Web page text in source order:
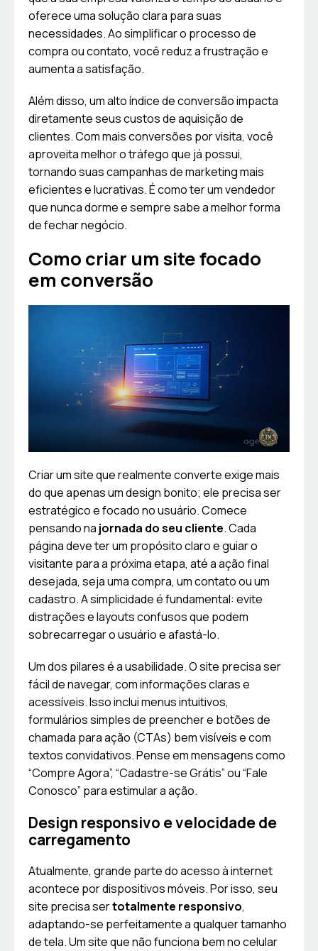
oferece uma solução clara para suas
necessidades. Ao simplificar o processo de
compra ou contato, você reduz a frustração e
aumenta a satisfação.
Além disso, um alto índice de conversão impacta
diretamente seus custos de aquisição de
clientes. Com mais conversões por visita, você
aproveita melhor o tráfego que já possui,
tornando suas campanhas de marketing mais
eficientes e lucrativas. É como ter um vendedor
que nunca dorme e sempre sabe a melhor forma
de fechar negócio.
Como criar um site focado
em conversão
Criar um site que realmente converte exige mais
do que apenas um design bonito; ele precisa ser
estratégico e focado no usuário. Comece
pensando na jornada do seu cliente. Cada
página deve ter um propósito claro e guiar o
visitante para a próxima etapa, até a ação final
desejada, seja uma compra, um contato ou um
cadastro. A simplicidade é fundamental: evite
distrações e layouts confusos que podem
sobrecarregar o usuário e afastá-lo.
Um dos pilares é a usabilidade. O site precisa ser
fácil de navegar, com informações claras e
acessíveis. Isso inclui menus intuitivos,
formulários simples de preencher e botões de
chamada para ação (CTAs) bem visíveis e com
textos convidativos. Pense em mensagens como
“Compre Agora”, “Cadastre-se Grátis” ou “Fale
Conosco” para estimular a ação.
Design responsivo e velocidade de
carregamento
Atualmente, grande parte do acesso à internet
acontece por dispositivos móveis. Por isso, seu
site precisa sertotalmente responsivo,
adaptando-se perfeitamente a qualquer tamanho
de tela. Um site que não funciona bem no celular